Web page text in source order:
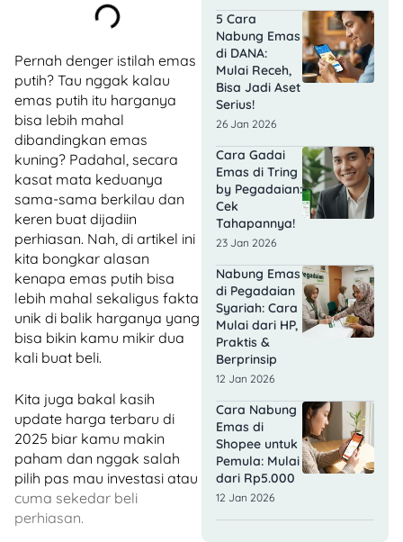
Pernah denger istilah emas
putih? Tau nggak kalau
emas putih itu harganya
bisa lebih mahal
dibandingkan emas
kuning? Padahal, secara
kasat mata keduanya
sama-sama berkilau dan
keren buat dijadiin
perhiasan. Nah, di artikel ini
kita bongkar alasan
kenapa emas putih bisa
lebih mahal sekaligus fakta
unik di balik harganya yang
bisa bikin kamu mikir dua
kali buat beli.
Kita juga bakal kasih
update harga terbaru di
2025 biar kamu makin
paham dan nggak salah
pilih pas mau investasi atau
cuma sekedar beli
perhiasan.
5 Cara
Nabung Emas
di DANA:
Mulai Receh,
Bisa Jadi Aset
Serius!
26 Jan 2026
Cara Gadai
Emas di Tring
by Pegadaian:
Cek
Tahapannya!
23 Jan 2026
Nabung Emas
di Pegadaian
Syariah: Cara
Mulai dari HP,
Praktis &
Berprinsip
12 Jan 2026
Cara Nabung
Emas di
Shopee untuk
Pemula: Mulai
dari Rp5.000
12 Jan 2026